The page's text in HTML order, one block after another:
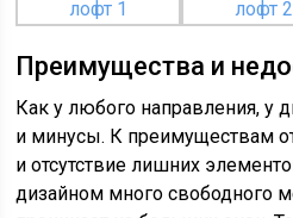
Преимущества и
Как у любого направления, у
и минусы. К преимуществам
и отсутствие лишних
дизайном много свободного